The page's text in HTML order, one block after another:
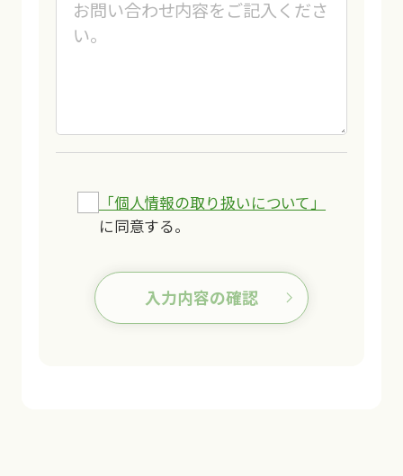
「個人情報の取り扱いについて」
に同意する。
入力内容の確認